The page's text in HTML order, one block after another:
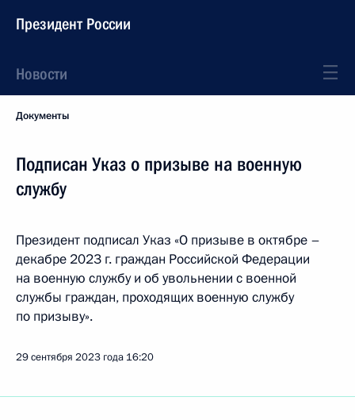
Президент России
Новости
Документы
Подписан Указ о призыве на военную
службу
Президент подписал Указ «О призыве в октябре –
декабре 2023 г. граждан Российской Федерации
на военную службу и об увольнении с военной
службы граждан, проходящих военную службу
по призыву».
29 сентября 2023 года 16:20